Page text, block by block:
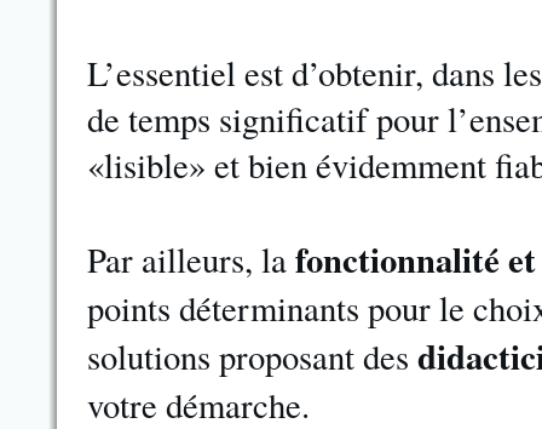
L’essentiel est d’obtenir, dans
de temps significatif pour
«lisible» et bien évidemment
Par ailleurs, lafonctionnalité et
points déterminants pour le
solutions proposant des
votre démarche.